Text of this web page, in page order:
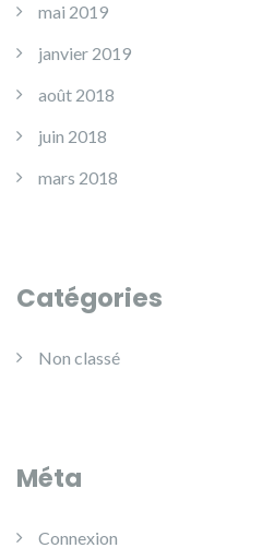
mai 2019
janvier 2019
août 2018
juin 2018
mars 2018
Catégories
Non classé
Méta
Connexion